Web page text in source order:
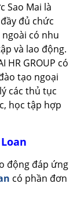
Sao Mai là
đủ chức
có nhu
và lao động.
HR GROUP có
tạo ngoại
các thủ tục
học tập hợp
động đáp ứng
có phần đơn